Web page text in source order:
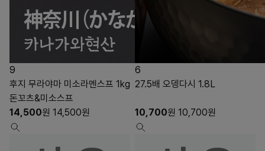
9
후지 무라야마 미소라멘스프 1kg
돈꼬츠&미소스프
14,500원 14,500원
6
27.5배 오뎅다시 1.8L
10,700원 10,700원